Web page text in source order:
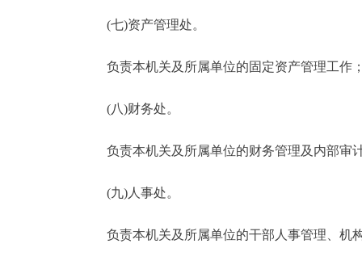
(七)资产管理处。
负责本机关及所属单位的固定资产管理工作；
(八)财务处。
负责本机关及所属单位的财务管理及内部审
(九)人事处。
负责本机关及所属单位的干部人事管理、机